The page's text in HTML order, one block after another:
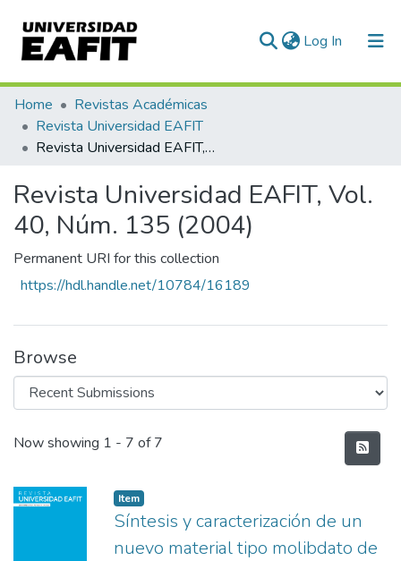
Log In (current)
Communities & Collections
All of DSpace
Home
Revistas Académicas
Revista Universidad EAFIT
Revista Universidad EAFIT, Vol. 40, Núm. 135 (2004)
Revista Universidad EAFIT, Vol.
40, Núm. 135 (2004)
Permanent URI for this collection
https://hdl.handle.net/10784/16189
Browse
Recent Submissions
Now showing 1 - 7 of 7
Item
Síntesis y caracterización de un
nuevo material tipo molibdato de